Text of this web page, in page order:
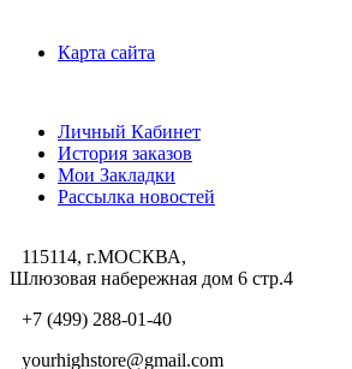
Карта сайта
Личный Кабинет
История заказов
Мои Закладки
Рассылка новостей
115114, г.МОСКВА,
Шлюзовая набережная дом 6 стр.4
+7 (499) 288-01-40
yourhighstore@gmail.com